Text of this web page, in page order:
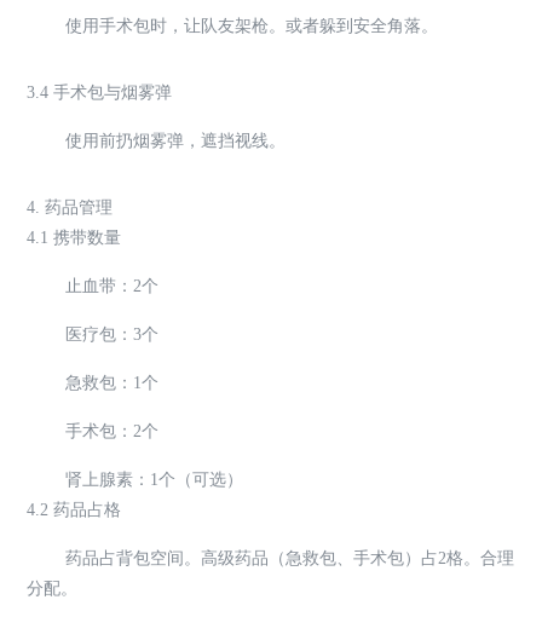
使用手术包时，让队友架枪。或者躲到安全角落。
3.4 手术包与烟雾弹
使用前扔烟雾弹，遮挡视线。
4. 药品管理
4.1 携带数量
止血带：2个
医疗包：3个
急救包：1个
手术包：2个
肾上腺素：1个（可选）
4.2 药品占格
药品占背包空间。高级药品（急救包、手术包）占2格。合理
分配。